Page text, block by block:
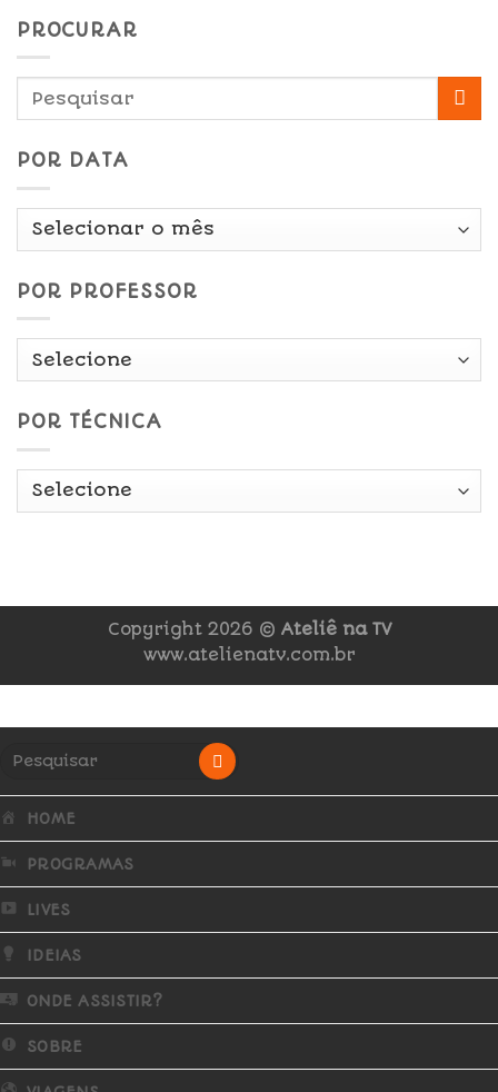
PROCURAR
POR DATA
Por
POR PROFESSOR
POR TÉCNICA
Copyright 2026 © Ateliê na TV
www.atelienatv.com.br
HOME
PROGRAMAS
LIVES
IDEIAS
ONDE ASSISTIR?
SOBRE